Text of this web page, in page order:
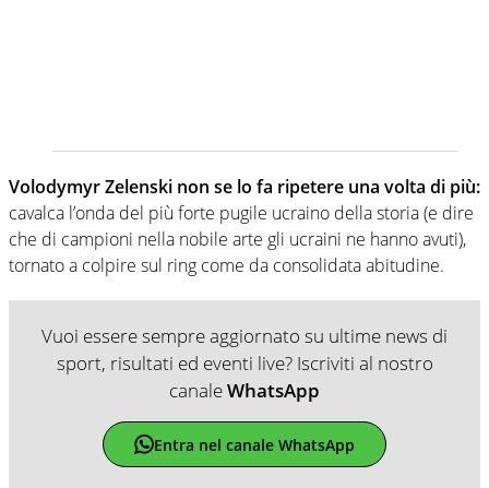
Volodymyr Zelenski non se lo fa ripetere una volta di più:
cavalca l’onda del più forte pugile ucraino della storia (e dire
che di campioni nella nobile arte gli ucraini ne hanno avuti),
tornato a colpire sul ring come da consolidata abitudine.
Vuoi essere sempre aggiornato su ultime news di
sport, risultati ed eventi live? Iscriviti al nostro
canaleWhatsApp
Entra nel canale WhatsApp